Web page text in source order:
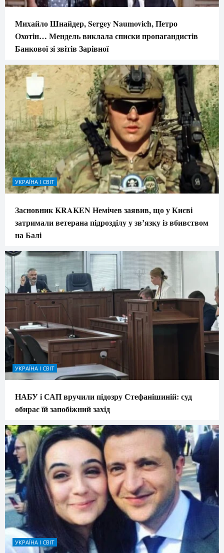
Михайло Шнайдер, Sergey Naumovich, Петро
Охотін… Мендель виклала списки пропагандистів
Банкової зі звітів Зарівної
УКРАЇНА І СВІТ
Засновник KRAKEN Немічев заявив, що у Києві
затримали ветерана підрозділу у зв’язку із вбивством
на Балі
УКРАЇНА І СВІТ
НАБУ і САП вручили підозру Стефанішиній: суд
обирає їй запобіжний захід
УКРАЇНА І СВІТ